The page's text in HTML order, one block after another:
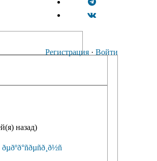
Регистрация · Войти
назад)